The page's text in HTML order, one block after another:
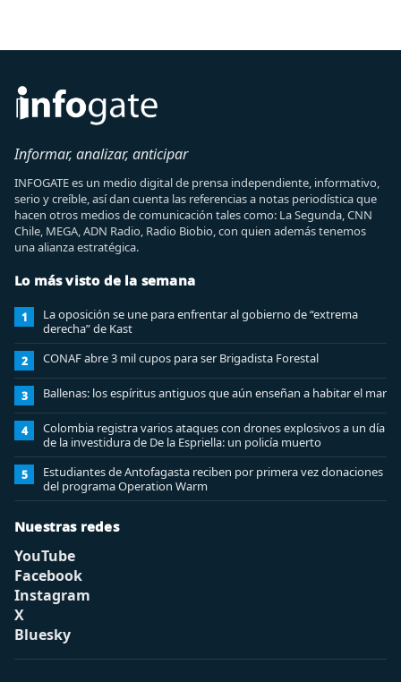
Informar, analizar, anticipar
INFOGATE es un medio digital de prensa independiente, informativo,
serio y creíble, así dan cuenta las referencias a notas periodística que
hacen otros medios de comunicación tales como: La Segunda, CNN
Chile, MEGA, ADN Radio, Radio Biobio, con quien además tenemos
una alianza estratégica.
Lo más visto de la semana
1
La oposición se une para enfrentar al gobierno de “extrema
derecha” de Kast
2 CONAF abre 3 mil cupos para ser Brigadista Forestal
3 Ballenas: los espíritus antiguos que aún enseñan a habitar el mar
4
Colombia registra varios ataques con drones explosivos a un día
de la investidura de De la Espriella: un policía muerto
5
Estudiantes de Antofagasta reciben por primera vez donaciones
del programa Operation Warm
Nuestras redes
YouTube
Facebook
Instagram
X
Bluesky